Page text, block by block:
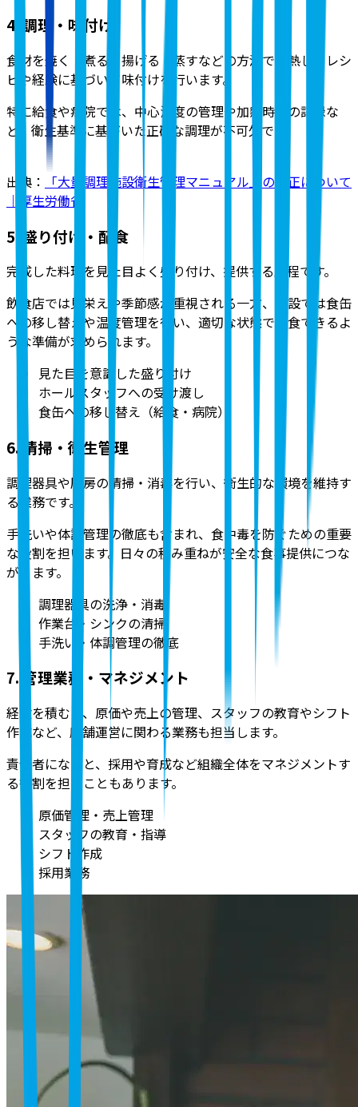
4. 調理・味付け
食材を焼く・煮る・揚げる・蒸すなどの方法で加熱し、レシ
ピや経験に基づいて味付けを行います。
特に給食や病院では、中心温度の管理や加熱時間の記録な
ど、衛生基準に基づいた正確な調理が不可欠です。
出典：
「大量調理施設衛生管理マニュアル」の改正について
｜厚生労働省
5. 盛り付け・配食
完成した料理を見た目よく盛り付け、提供する工程です。
飲食店では見栄えや季節感が重視される一方、施設では食缶
への移し替えや温度管理を行い、適切な状態で配食できるよ
うな準備が求められます。
見た目を意識した盛り付け
ホールスタッフへの受け渡し
食缶への移し替え（給食・病院）
6. 清掃・衛生管理
調理器具や厨房の清掃・消毒を行い、衛生的な環境を維持す
る業務です。
手洗いや体調管理の徹底も含まれ、食中毒を防ぐための重要
な役割を担います。日々の積み重ねが安全な食事提供につな
がります。
調理器具の洗浄・消毒
作業台・シンクの清掃
手洗い・体調管理の徹底
7. 管理業務・マネジメント
経験を積むと、原価や売上の管理、スタッフの教育やシフト
作成など、店舗運営に関わる業務も担当します。
責任者になると、採用や育成など組織全体をマネジメントす
る役割を担うこともあります。
原価管理・売上管理
スタッフの教育・指導
シフト作成
採用業務